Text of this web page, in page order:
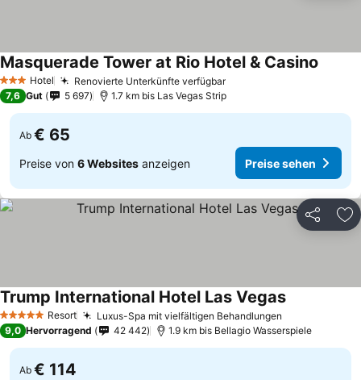
3 SterneHotel Renovierte Unterkünfte verfügbar
Masquerade Tower at Rio Hotel & Casino
7,6 Gut 5 697 1.7 km bis Las Vegas Strip
Ab € 65
Preise von 6 Websites anzeigen Preise sehen
Teilen
5 Sterne Resort Luxus-Spa mit vielfältigen Behandlungen
Trump International Hotel Las Vegas
9,0 Hervorragend 42 442 1.9 km bis Bellagio Wasserspiele
Ab € 114